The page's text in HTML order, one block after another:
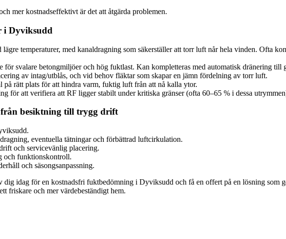
mer kostnadseffektivt är det att åtgärda problemen.
i Dyviksudd
temperaturer, med kanaldragning som säkerställer att torr luft når hela vinden. Ofta
för svalare betongmiljöer och hög fuktlast. Kan kompletteras med automatisk dränering till
av intag/utblås, och vid behov fläktar som skapar en jämn fördelning av torr luft.
på rätt plats för att hindra varm, fuktig luft från att nå kalla ytor.
för att verifiera att RF ligger stabilt under kritiska gränser (ofta 60–65 % i dessa
besiktning till trygg drift
eventuella tätningar och förbättrad luftcirkulation.
och servicevänlig placering.
och funktionskontroll.
och säsongsanpassning.
dig idag för en kostnadsfri fuktbedömning i Dyviksudd och få en offert på en lösning som
friskare och mer värdebeständigt hem.